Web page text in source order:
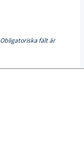
Obligatoriska fält är